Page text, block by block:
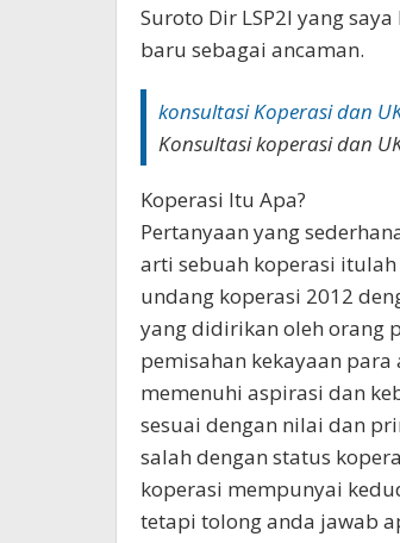
Suroto Dir LSP2I yang
baru sebagai ancaman.
konsultasi Koperasi dan
Konsultasi koperasi dan
Koperasi Itu Apa?
Pertanyaan yang
arti sebuah koperasi
undang koperasi 2012
yang didirikan oleh orang
pemisahan kekayaan
memenuhi aspirasi dan
sesuai dengan nilai dan
salah dengan status
koperasi mempunyai
tetapi tolong anda jawab